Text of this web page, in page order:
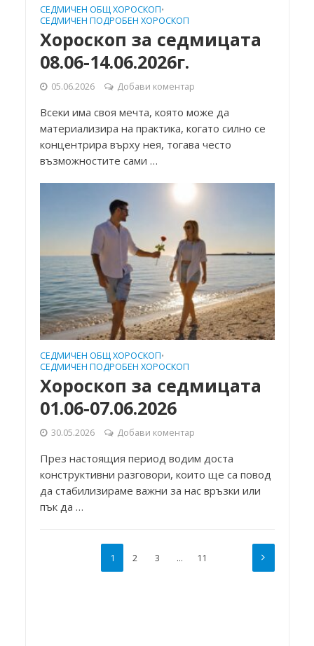
СЕДМИЧЕН ОБЩ ХОРОСКОП•
СЕДМИЧЕН ПОДРОБЕН ХОРОСКОП
Хороскоп за седмицата
08.06-14.06.2026г.
05.06.2026 Добави коментар
Всеки има своя мечта, която може да
материализира на практика, когато силно се
концентрира върху нея, тогава често
възможностите сами …
СЕДМИЧЕН ОБЩ ХОРОСКОП•
СЕДМИЧЕН ПОДРОБЕН ХОРОСКОП
Хороскоп за седмицата
01.06-07.06.2026
30.05.2026 Добави коментар
През настоящия период водим доста
конструктивни разговори, които ще са повод
да стабилизираме важни за нас връзки или
пък да …
1 2 3 … 11